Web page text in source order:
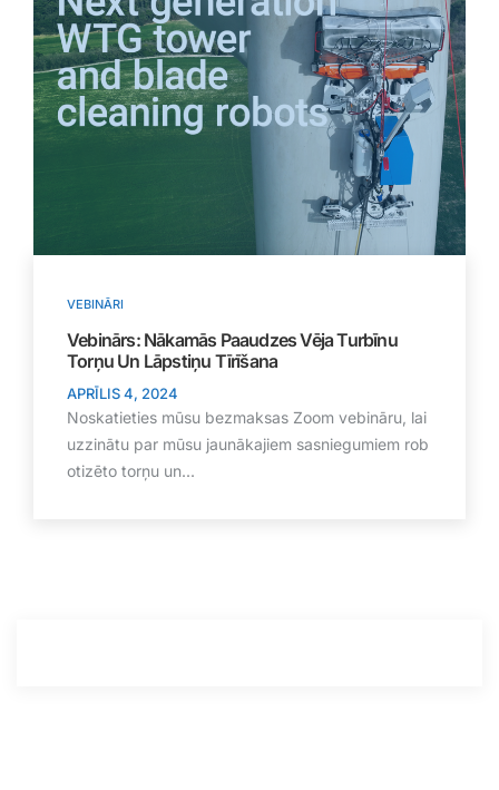
VEBINĀRI
Vebinārs: Nākamās Paaudzes Vēja Turbīnu
Torņu Un Lāpstiņu Tīrīšana
APRĪLIS 4, 2024
Noskatieties mūsu bezmaksas Zoom vebināru, lai
uzzinātu par mūsu jaunākajiem sasniegumiem rob
otizēto torņu un...